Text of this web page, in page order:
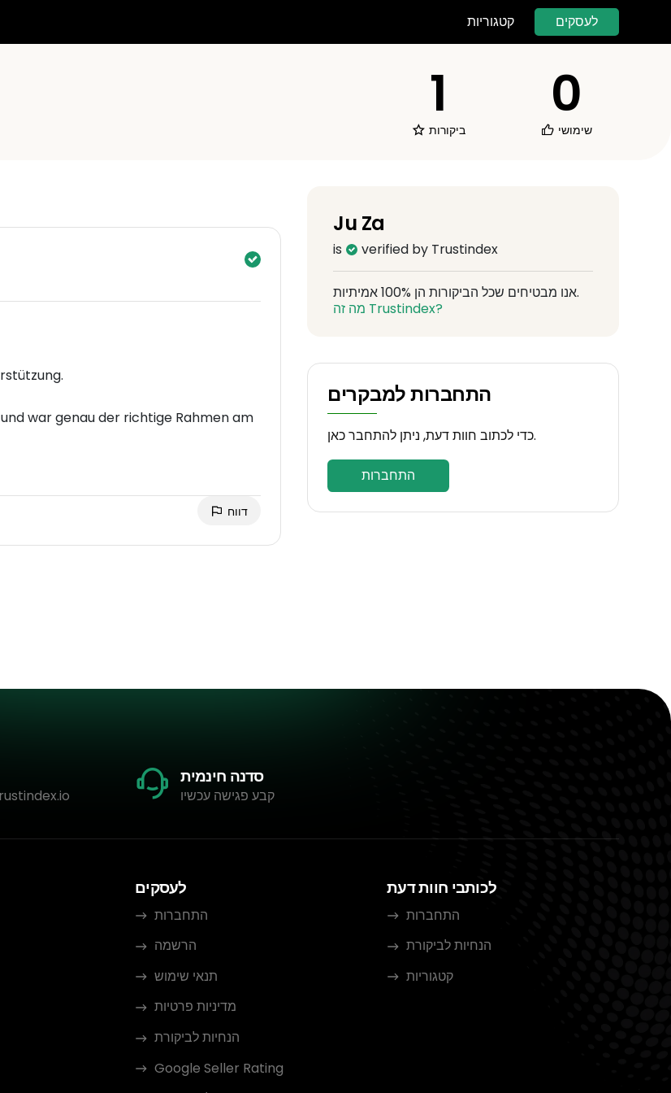
קטגוריות לעסקים
1
ביקורות
0
שימושי
war genau der richtige Rahmen am
דווח
Ju Za
is verified by Trustindex
אנו מבטיחים שכל הביקורות הן 100% אמיתיות.
מה זה Trustindex?
התחברות למבקרים
כדי לכתוב חוות דעת, ניתן להתחבר כאן.
התחברות
סדנה חינמית
קבע פגישה עכשיו
לעסקים
התחברות
הרשמה
תנאי שימוש
מדיניות פרטיות
הנחיות לביקורת
Google Seller Rating
לכותבי חוות דעת
התחברות
הנחיות לביקורת
קטגוריות